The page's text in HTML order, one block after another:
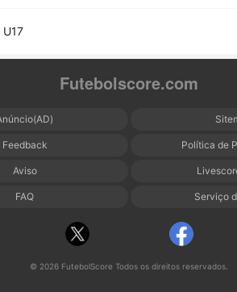
U17
Futebolscore.com
Feedback Política de
Aviso
FAQ Serviço
© 2026 FutebolScore Todos os direitos reservados.